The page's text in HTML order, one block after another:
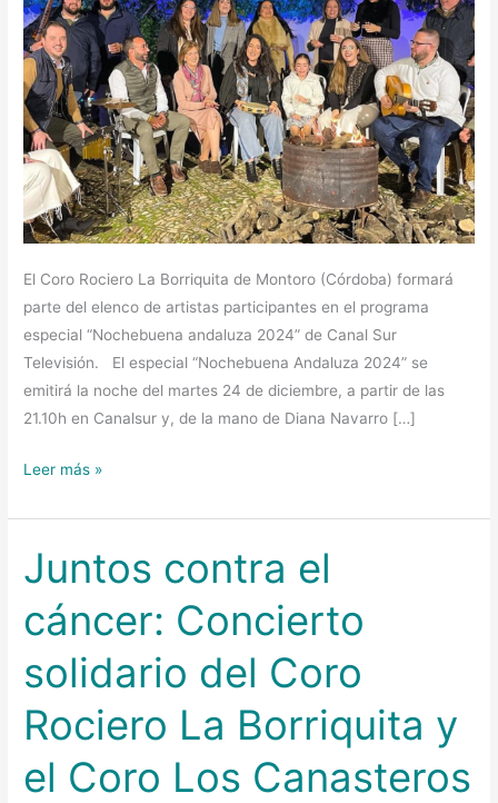
El Coro Rociero La Borriquita de Montoro (Córdoba) formará
parte del elenco de artistas participantes en el programa
especial “Nochebuena andaluza 2024” de Canal Sur
Televisión. El especial “Nochebuena Andaluza 2024” se
emitirá la noche del martes 24 de diciembre, a partir de las
21.10h en Canalsur y, de la mano de Diana Navarro […]
Leer más »
Juntos contra el
cáncer: Concierto
solidario del Coro
Rociero La Borriquita y
el Coro Los Canasteros
Juntos
contra
el
cáncer:
Concierto
solidario
del
Rociero